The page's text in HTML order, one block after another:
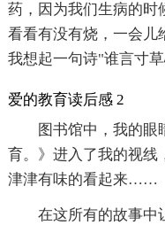
药，因为我们生病的时
看看有没有烧，一会儿
我想起一句诗"谁言寸
爱的教育读后感 2
图书馆中，我的眼
育。》进入了我的视线
津津有味的看起来……
在这所有的故事中